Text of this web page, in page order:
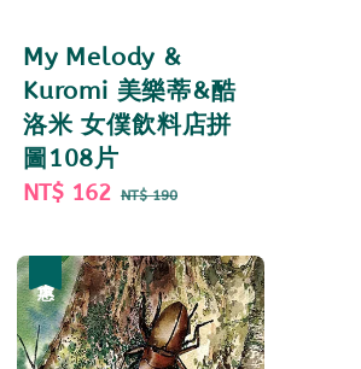
My Melody &
Kuromi 美樂蒂&酷
洛米 女僕飲料店拼
圖108片
Sale
NT$ 162 Regular
NT$ 190